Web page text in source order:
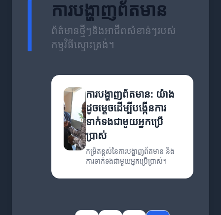
ការបង្ហាញព័តមាន
ព័ត៌មានថ្មីៗនិងអាជីពសំខាន់ៗរបស់
កម្មវិធីស្មោះត្រង់។
ការបង្ហាញព័តមាន: យ៉ាង
ដូចម្តេចដើម្បីបង្កើនការ
ទាក់ទងជាមួយអ្នកប្រើ
ប្រាស់
កម្រិតខ្ពស់នៃការបង្ហាញព័តមាន និង
ការទាក់ទងជាមួយអ្នកប្រើប្រាស់។